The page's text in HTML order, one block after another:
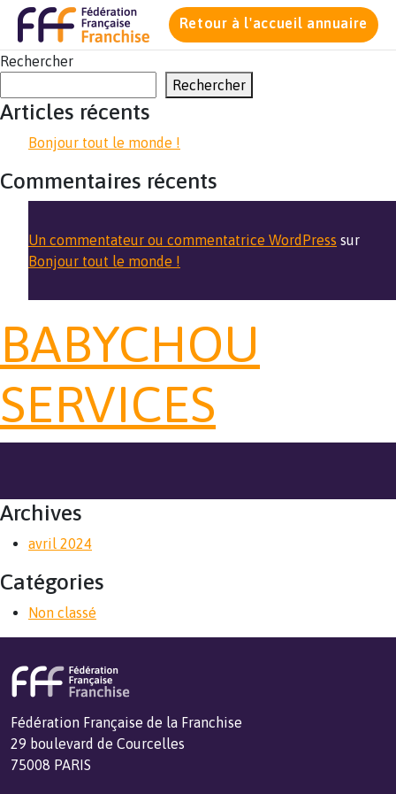
Retour à l'accueil annuaire
Rechercher
Rechercher
Articles récents
Bonjour tout le monde !
Commentaires récents
Un commentateur ou commentatrice WordPress sur
Bonjour tout le monde !
BABYCHOU
SERVICES
Archives
avril 2024
Catégories
Non classé
Fédération Française de la Franchise
29 boulevard de Courcelles
75008 PARIS